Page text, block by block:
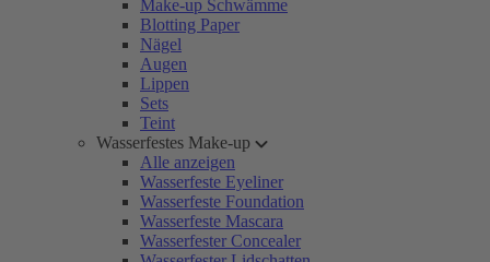
Make-up Schwämme
Blotting Paper
Nägel
Augen
Lippen
Sets
Teint
Wasserfestes Make-up
Alle anzeigen
Wasserfeste Eyeliner
Wasserfeste Foundation
Wasserfeste Mascara
Wasserfester Concealer